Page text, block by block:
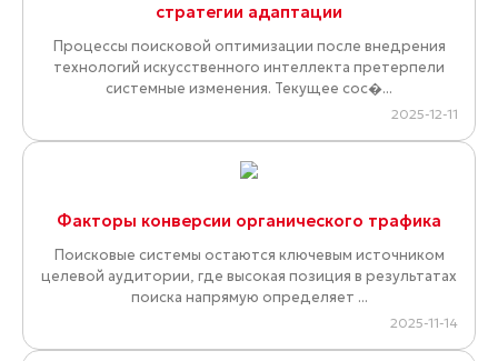
стратегии адаптации
Процессы поисковой оптимизации после внедрения
технологий искусственного интеллекта претерпели
системные изменения. Текущее сос�...
2025-12-11
Факторы конверсии органического трафика
Поисковые системы остаются ключевым источником
целевой аудитории, где высокая позиция в результатах
поиска напрямую определяет ...
2025-11-14